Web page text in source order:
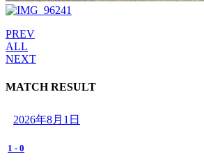
PREV
ALL
NEXT
MATCH RESULT
2026年8月1日
1 - 0